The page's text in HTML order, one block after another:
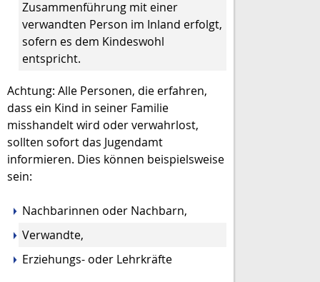
Zusammenführung mit einer
verwandten Person im Inland erfolgt,
sofern es dem Kindeswohl
entspricht.
Achtung: Alle Personen, die erfahren,
dass ein Kind in seiner Familie
misshandelt wird oder verwahrlost,
sollten sofort das Jugendamt
informieren. Dies können beispielsweise
sein:
Nachbarinnen oder Nachbarn,
Verwandte,
Erziehungs- oder Lehrkräfte